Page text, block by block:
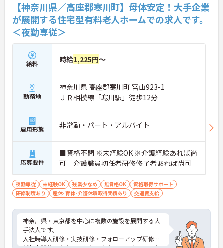
【神奈川県／高座郡寒川町】母体安定！大手企業
が展開する住宅型有料老人ホームでの求人です。
＜夜勤専従＞
給料 時給1,225円～
勤務地
神奈川県 高座郡寒川町 宮山923-1
ＪＲ相模線「寒川駅」徒歩12分
雇用形態 非常勤・パート・アルバイト
応募要件
■資格不問 ※未経験OK ※介護経験あれば尚
可 介護職員初任者研修修了者あれば尚可
夜勤専従 未経験OK 残業少なめ 無資格OK
資格取得サポート
研修制度あり
産休･育休･介護休暇取得実績あり 交通費支給
神奈川県・東京都を中心に複数の施設を展開する大
手法人です。
入社時導入研修・実技研修・フォローアップ研修な